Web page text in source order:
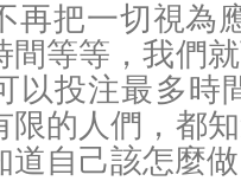
再把一切視
間等等，我們
以投注最多
限的人們，都
道自己該怎麼